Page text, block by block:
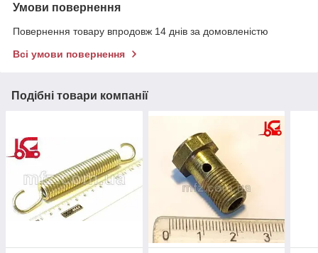
Умови повернення
Повернення товару впродовж 14 днів за домовленістю
Всі умови повернення
Подібні товари компанії